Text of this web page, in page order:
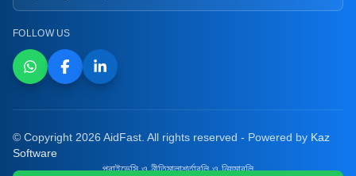
FOLLOW US
© Copyright 2026 AidFast. All rights reserved - Powered by Kaz
Software
প্রাইভেসি ও নীতিমালাশর্তাবলি ও নিয়মাবলি